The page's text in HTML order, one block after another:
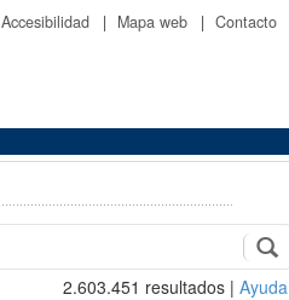
Accesibilidad | Mapa web | Contacto
2.603.451 resultados | Ayuda